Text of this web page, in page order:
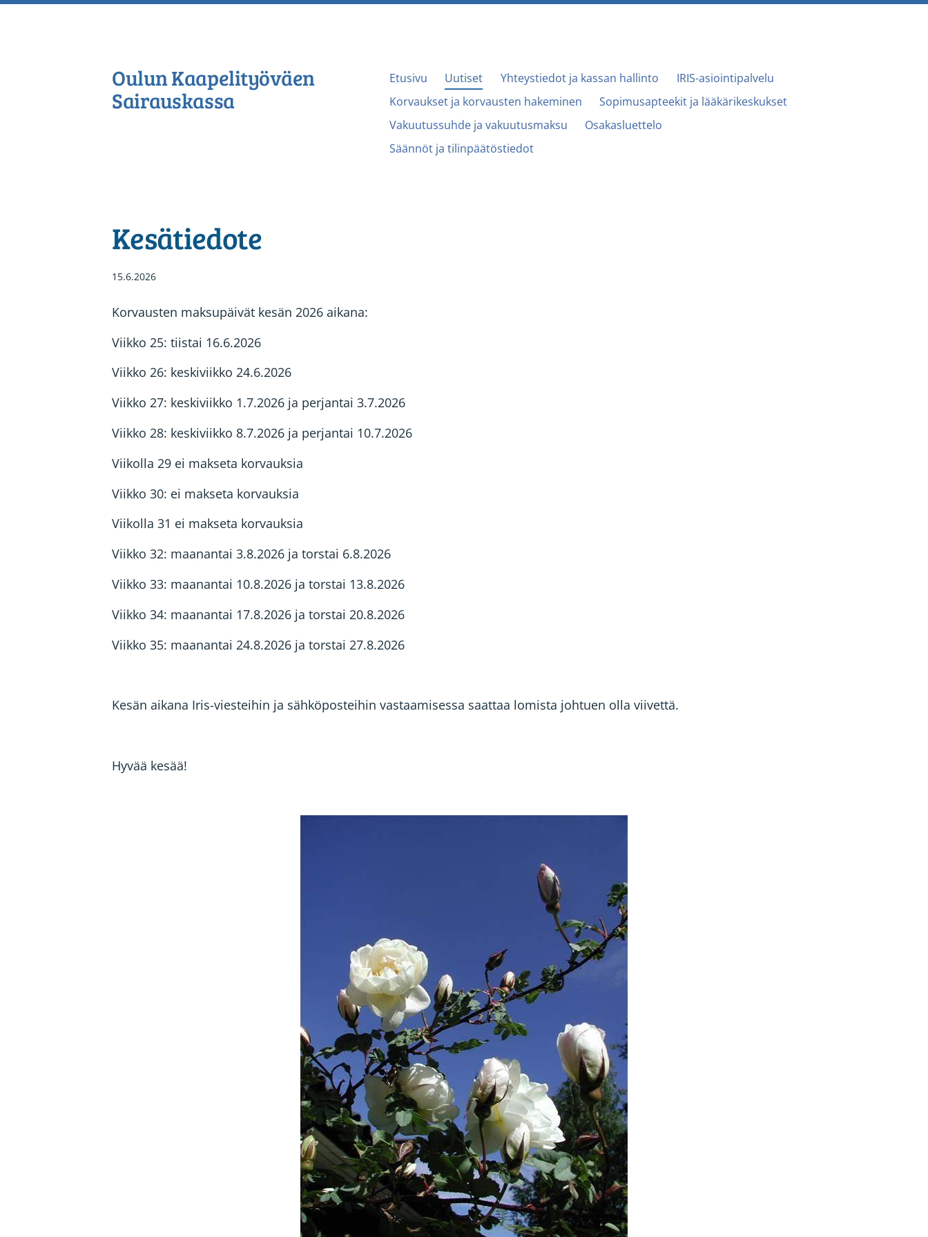
Oulun Kaapelityöväen
Sairauskassa
Etusivu Uutiset Yhteystiedot ja kassan hallinto
IRIS-asiointipalvelu
Korvaukset ja korvausten hakeminen
Sopimusapteekit ja lääkärikeskukset
Vakuutussuhde ja vakuutusmaksu
Osakasluettelo
Säännöt ja tilinpäätöstiedot
Kesätiedote
15.6.2026
Korvausten maksupäivät kesän 2026 aikana:
Viikko 25: tiistai 16.6.2026
Viikko 26: keskiviikko 24.6.2026
Viikko 27: keskiviikko 1.7.2026 ja perjantai 3.7.2026
Viikko 28: keskiviikko 8.7.2026 ja perjantai 10.7.2026
Viikolla 29 ei makseta korvauksia
Viikko 30: ei makseta korvauksia
Viikolla 31 ei makseta korvauksia
Viikko 32: maanantai 3.8.2026 ja torstai 6.8.2026
Viikko 33: maanantai 10.8.2026 ja torstai 13.8.2026
Viikko 34: maanantai 17.8.2026 ja torstai 20.8.2026
Viikko 35: maanantai 24.8.2026 ja torstai 27.8.2026
Kesän aikana Iris-viesteihin ja sähköposteihin vastaamisessa saattaa lomista johtuen olla viivettä.
Hyvää kesää!